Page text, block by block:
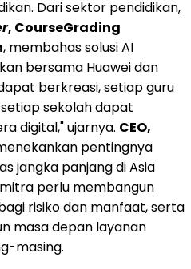
Dari sektor pendidikan,
, CourseGrading
, membahas solusi AI
bersama Huawei dan
berkreasi, setiap guru
sekolah dapat
digital," ujarnya. CEO,
pentingnya
jangka panjang di Asia
perlu membangun
risiko dan manfaat, serta
masa depan layanan
masing.